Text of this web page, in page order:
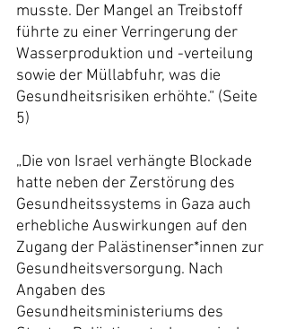
musste. Der Mangel an Treibstoff
führte zu einer Verringerung der
Wasserproduktion und -verteilung
sowie der Müllabfuhr, was die
Gesundheitsrisiken erhöhte.“ (Seite
5)
„Die von Israel verhängte Blockade
hatte neben der Zerstörung des
Gesundheitssystems in Gaza auch
erhebliche Auswirkungen auf den
Zugang der Palästinenser*innen zur
Gesundheitsversorgung. Nach
Angaben des
Gesundheitsministeriums des